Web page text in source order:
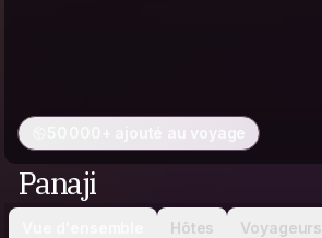
50 000+ ajouté au voyage
Panaji
Hôtes Voyageurs